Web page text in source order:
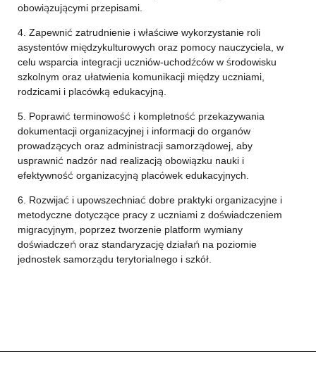
obowiązującymi przepisami.
4. Zapewnić zatrudnienie i właściwe wykorzystanie roli
asystentów międzykulturowych oraz pomocy nauczyciela, w
celu wsparcia integracji uczniów-uchodźców w środowisku
szkolnym oraz ułatwienia komunikacji między uczniami,
rodzicami i placówką edukacyjną.
5. Poprawić terminowość i kompletność przekazywania
dokumentacji organizacyjnej i informacji do organów
prowadzących oraz administracji samorządowej, aby
usprawnić nadzór nad realizacją obowiązku nauki i
efektywność organizacyjną placówek edukacyjnych.
6. Rozwijać i upowszechniać dobre praktyki organizacyjne i
metodyczne dotyczące pracy z uczniami z doświadczeniem
migracyjnym, poprzez tworzenie platform wymiany
doświadczeń oraz standaryzację działań na poziomie
jednostek samorządu terytorialnego i szkół.